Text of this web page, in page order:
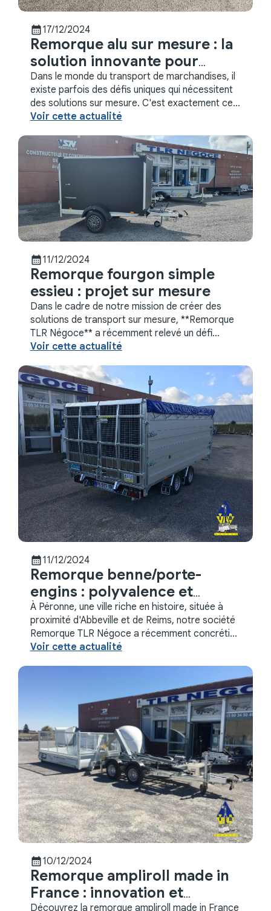
calendar_month17/12/2024
Remorque alu sur mesure : la
solution innovante pour
machines à laver
Dans le monde du transport de marchandises, il
existe parfois des défis uniques qui nécessitent
des solutions sur mesure. C'est exactement ce
qu'a rencontré un client de **Péronne**, situé ...
Voir cette actualité
calendar_month11/12/2024
Remorque fourgon simple
essieu : projet sur mesure
Dans le cadre de notre mission de créer des
solutions de transport sur mesure, **Remorque
TLR Négoce** a récemment relevé un défi
intéressant à **Péronne**. Un client cherchait un
Voir cette actualité
calendar_month11/12/2024
Remorque benne/porte-
engins : polyvalence et
robustesse
À Péronne, une ville riche en histoire, située à
proximité d'Abbeville et de Reims, notre société
Remorque TLR Négoce a récemment concrétisé
un projet ambitieux destiné aux professionnels ...
Voir cette actualité
calendar_month10/12/2024
Remorque ampliroll made in
France : innovation et
Découvrez la remorque ampliroll made in France